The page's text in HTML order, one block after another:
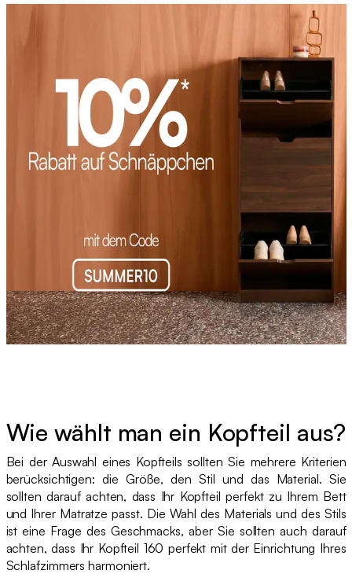
Wie wählt man ein Kopfteil aus?
Bei der Auswahl eines Kopfteils sollten Sie mehrere Kriterien
berücksichtigen: die Größe, den Stil und das Material. Sie
sollten darauf achten, dass Ihr Kopfteil perfekt zu Ihrem Bett
und Ihrer Matratze passt. Die Wahl des Materials und des Stils
ist eine Frage des Geschmacks, aber Sie sollten auch darauf
achten, dass Ihr Kopfteil 160 perfekt mit der Einrichtung Ihres
Schlafzimmers harmoniert.